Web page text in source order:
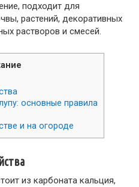
подходит для
растений, декоративных
растворов и смесей.
основные правила
и на огороде
из карбоната кальция,